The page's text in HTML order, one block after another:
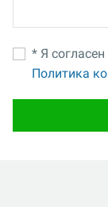
* Я
Политика